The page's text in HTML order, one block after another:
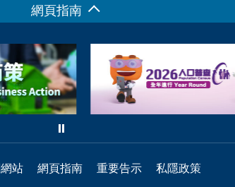
網頁指南
站 網頁指南 重要告示 私隱政策